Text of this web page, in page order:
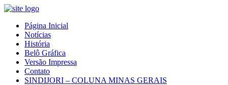
Página Inicial
Notícias
História
Belô Gráfica
Versão Impressa
Contato
SINDIJORI – COLUNA MINAS GERAIS